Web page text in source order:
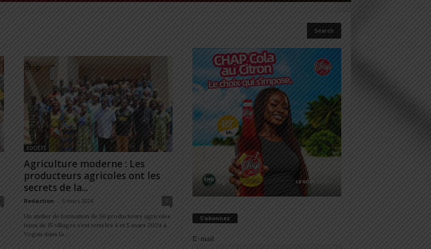
SOCIÉTÉ
Agriculture moderne : Les
producteurs agricoles ont les
secrets de la...
Redaction - 6 mars 2024 0
Un atelier de formation de 56 producteurs agricoles
issus de 15 villages s’est tenu les 4 et 5 mars 2024 à
Vogan dans la...
S’abonnez
E-mail